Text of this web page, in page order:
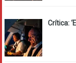
Crítica: